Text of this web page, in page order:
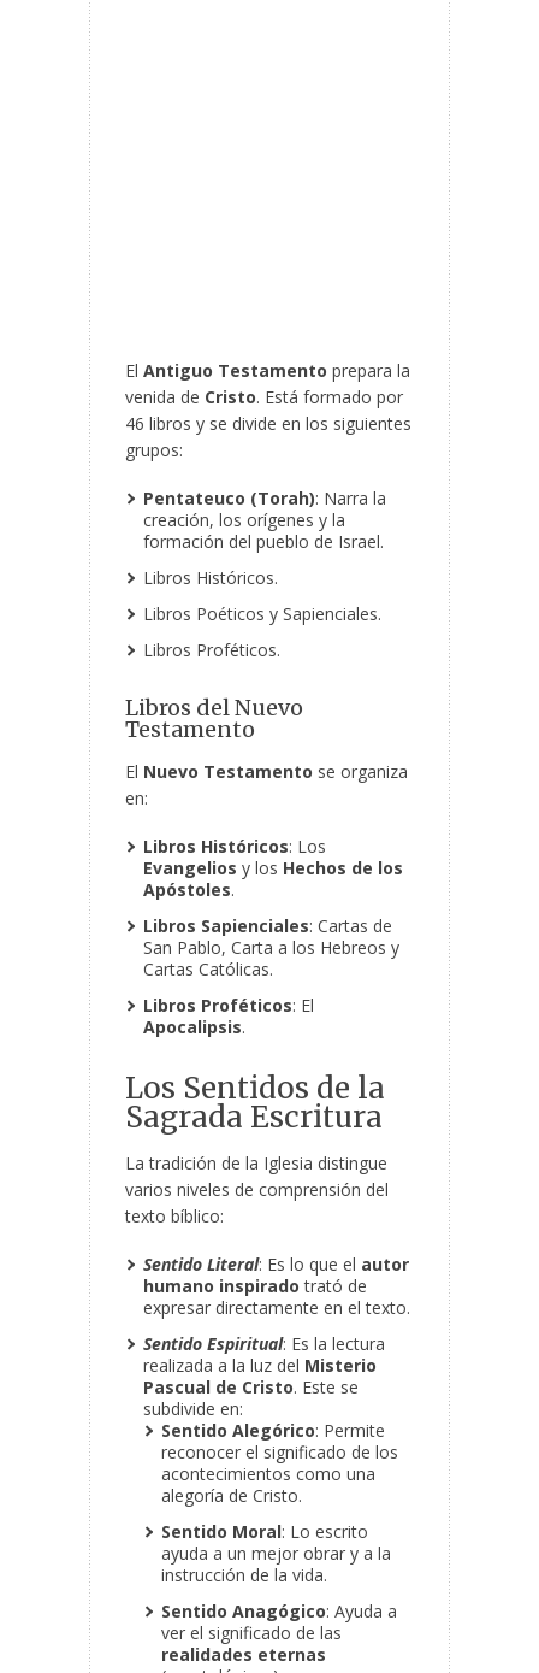
El Antiguo Testamento prepara la
venida de Cristo. Está formado por
46 libros y se divide en los siguientes
grupos:
Pentateuco (Torah): Narra la
creación, los orígenes y la
formación del pueblo de Israel.
Libros Históricos.
Libros Poéticos y Sapienciales.
Libros Proféticos.
Libros del Nuevo
Testamento
El Nuevo Testamento se organiza
en:
Libros Históricos: Los
Evangelios y los Hechos de los
Apóstoles.
Libros Sapienciales: Cartas de
San Pablo, Carta a los Hebreos y
Cartas Católicas.
Libros Proféticos: El
Apocalipsis.
Los Sentidos de la
Sagrada Escritura
La tradición de la Iglesia distingue
varios niveles de comprensión del
texto bíblico:
Sentido Literal: Es lo que el autor
humano inspirado trató de
expresar directamente en el texto.
Sentido Espiritual: Es la lectura
realizada a la luz del Misterio
Pascual de Cristo. Este se
subdivide en:
Sentido Alegórico: Permite
reconocer el significado de los
acontecimientos como una
alegoría de Cristo.
Sentido Moral: Lo escrito
ayuda a un mejor obrar y a la
instrucción de la vida.
Sentido Anagógico: Ayuda a
ver el significado de las
realidades eternas